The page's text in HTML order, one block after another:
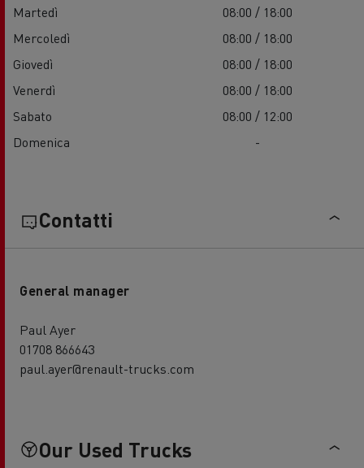
Martedì
08:00 / 18:00
Mercoledì
08:00 / 18:00
Giovedì
08:00 / 18:00
Venerdì
08:00 / 18:00
Sabato
08:00 / 12:00
Domenica
-
Contatti
General manager
Paul Ayer
01708 866643
paul.ayer@renault-trucks.com
Our Used Trucks